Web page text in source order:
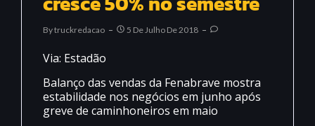
ByTruckredacao 5 De Julho De 2018
Via: Estadão
Balanço das vendas da Fenabrave mostra
estabilidade nos negócios em junho após
greve de caminhoneiros em maio